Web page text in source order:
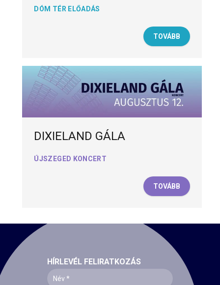
DÓM TÉR ELŐADÁS
TOVÁBB
DIXIELAND GÁLA
ÚJSZEGED KONCERT
TOVÁBB
HÍRLEVÉL FELIRATKOZÁS